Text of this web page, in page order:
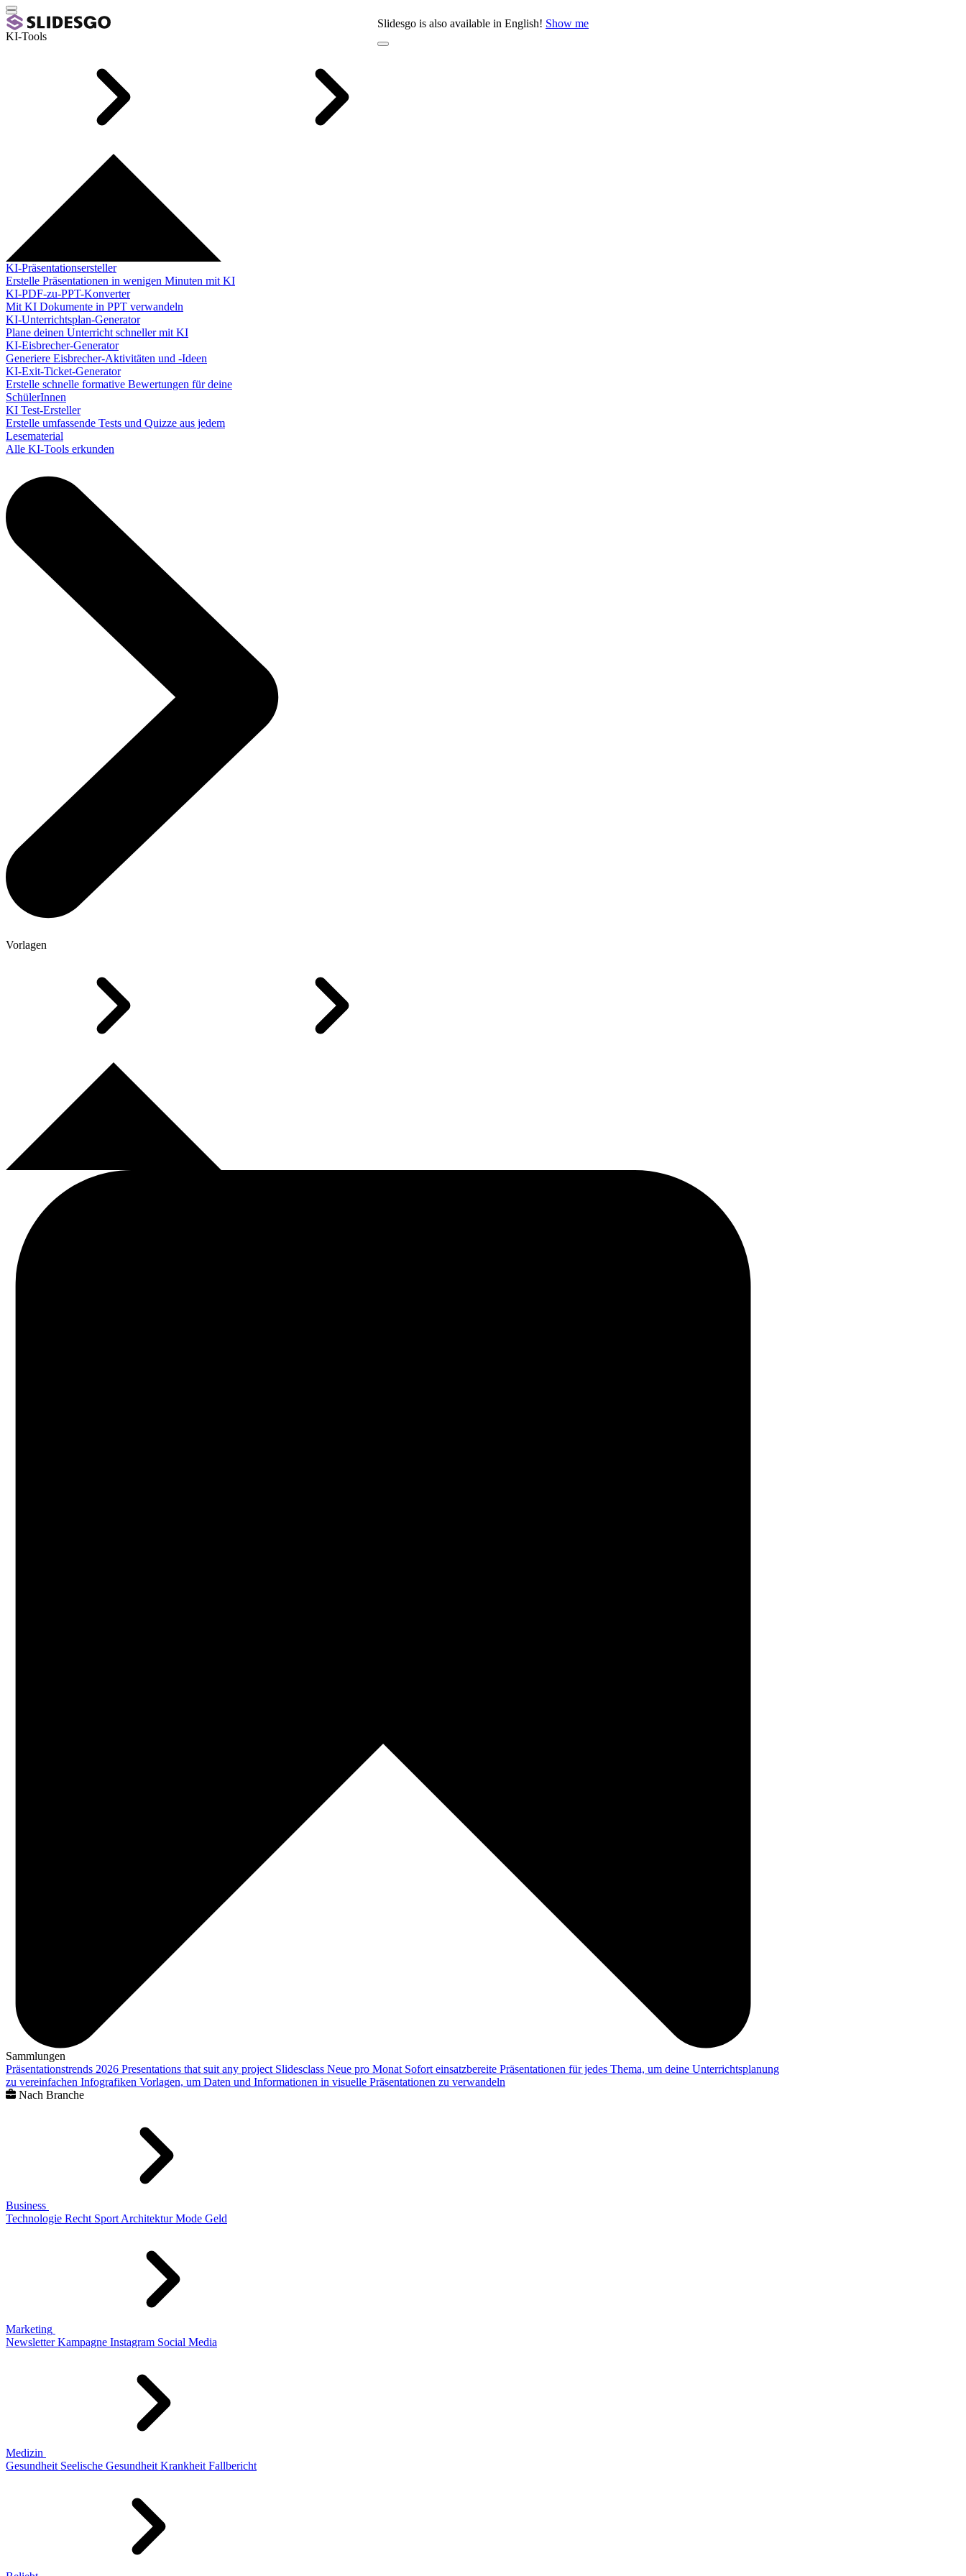
Slidesgo is also available in English! Show me
KI-Tools
KI-Präsentationsersteller
Erstelle Präsentationen in wenigen Minuten mit KI
KI-PDF-zu-PPT-Konverter
Mit KI Dokumente in PPT verwandeln
KI-Unterrichtsplan-Generator
Plane deinen Unterricht schneller mit KI
KI-Eisbrecher-Generator
Generiere Eisbrecher-Aktivitäten und -Ideen
KI-Exit-Ticket-Generator
Erstelle schnelle formative Bewertungen für deine
SchülerInnen
KI Test-Ersteller
Erstelle umfassende Tests und Quizze aus jedem
Lesematerial
Alle KI-Tools erkunden
Vorlagen
Sammlungen
Präsentationstrends 2026 Presentations that suit any project Slidesclass Neue pro Monat Sofort einsatzbereite Präsentationen für jedes Thema, um deine Unterrichtsplanung
zu vereinfachen Infografiken Vorlagen, um Daten und Informationen in visuelle Präsentationen zu verwandeln
Nach Branche
Business
Technologie Recht Sport Architektur Mode Geld
Marketing
Newsletter Kampagne Instagram Social Media
Medizin
Gesundheit Seelische Gesundheit Krankheit Fallbericht